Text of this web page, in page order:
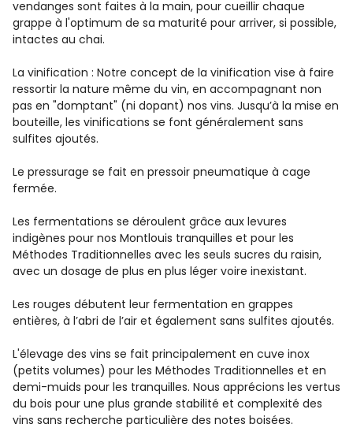
vendanges sont faites à la main, pour cueillir chaque
grappe à l'optimum de sa maturité pour arriver, si possible,
intactes au chai.
La vinification : Notre concept de la vinification vise à faire
ressortir la nature même du vin, en accompagnant non
pas en "domptant" (ni dopant) nos vins. Jusqu’à la mise en
bouteille, les vinifications se font généralement sans
sulfites ajoutés.
Le pressurage se fait en pressoir pneumatique à cage
fermée.
Les fermentations se déroulent grâce aux levures
indigènes pour nos Montlouis tranquilles et pour les
Méthodes Traditionnelles avec les seuls sucres du raisin,
avec un dosage de plus en plus léger voire inexistant.
Les rouges débutent leur fermentation en grappes
entières, à l’abri de l’air et également sans sulfites ajoutés.
L'élevage des vins se fait principalement en cuve inox
(petits volumes) pour les Méthodes Traditionnelles et en
demi-muids pour les tranquilles. Nous apprécions les vertus
du bois pour une plus grande stabilité et complexité des
vins sans recherche particulière des notes boisées.